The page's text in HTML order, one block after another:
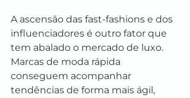
A ascensão das fast-fashions e dos
influenciadores é outro fator que
tem abalado o mercado de luxo.
Marcas de moda rápida
conseguem acompanhar
tendências de forma mais ágil,